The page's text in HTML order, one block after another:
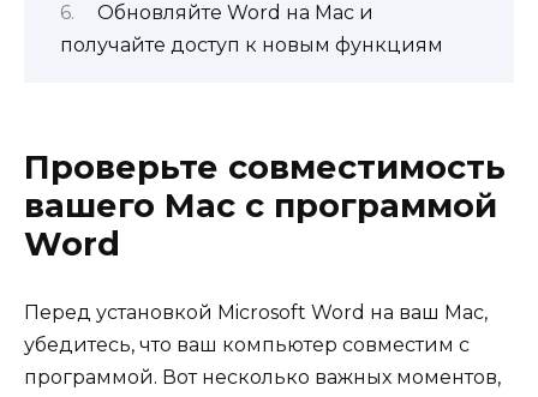
Обновляйте Word на Mac и
получайте доступ к новым функциям
Проверьте совместимость
вашего Mac с программой
Word
Перед установкой Microsoft Word на ваш Mac,
убедитесь, что ваш компьютер совместим с
программой. Вот несколько важных моментов,